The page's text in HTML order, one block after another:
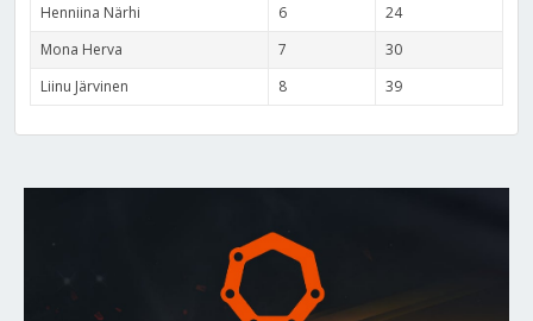
Henniina Närhi
6
24
Mona Herva
7
30
Liinu Järvinen
8 39